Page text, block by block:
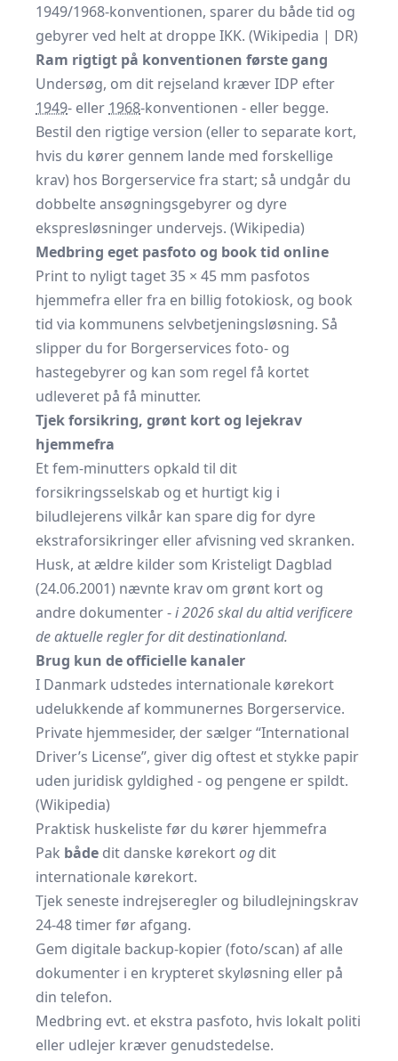
1949/1968-konventionen, sparer du både tid og
gebyrer ved helt at droppe IKK. (Wikipedia | DR)
Ram rigtigt på konventionen første gang
Undersøg, om dit rejseland kræver IDP efter
1949- eller 1968-konventionen - eller begge.
Bestil den rigtige version (eller to separate kort,
hvis du kører gennem lande med forskellige
krav) hos Borgerservice fra start; så undgår du
dobbelte ansøgningsgebyrer og dyre
ekspresløsninger undervejs. (Wikipedia)
Medbring eget pasfoto og book tid online
Print to nyligt taget 35 × 45 mm pasfotos
hjemmefra eller fra en billig fotokiosk, og book
tid via kommunens selvbetjeningsløsning. Så
slipper du for Borgerservices foto- og
hastegebyrer og kan som regel få kortet
udleveret på få minutter.
Tjek forsikring, grønt kort og lejekrav
hjemmefra
Et fem-minutters opkald til dit
forsikringsselskab og et hurtigt kig i
biludlejerens vilkår kan spare dig for dyre
ekstraforsikringer eller afvisning ved skranken.
Husk, at ældre kilder som Kristeligt Dagblad
(24.06.2001) nævnte krav om grønt kort og
andre dokumenter -i 2026 skal du altid verificere
de aktuelle regler for dit destination­land.
Brug kun de officielle kanaler
I Danmark udstedes internationale kørekort
udelukkende af kommunernes Borgerservice.
Private hjemmesider, der sælger “International
Driver’s License”, giver dig oftest et stykke papir
uden juridisk gyldighed - og pengene er spildt.
(Wikipedia)
Praktisk huskeliste før du kører hjemmefra
Pak både dit danske kørekortog dit
internationale kørekort.
Tjek seneste indrejseregler og biludlejningskrav
24-48 timer før afgang.
Gem digitale backup-kopier (foto/scan) af alle
dokumenter i en krypteret skyløsning eller på
din telefon.
Medbring evt. et ekstra pasfoto, hvis lokalt politi
eller udlejer kræver genudstedelse.